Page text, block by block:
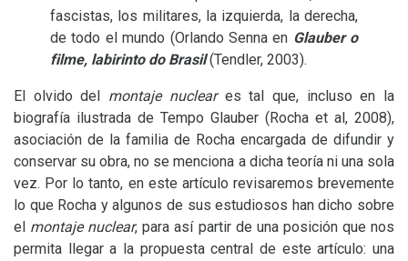
fascistas, los militares, la izquierda, la derecha,
de todo el mundo (Orlando Senna en Glauber o
filme, labirinto do Brasil(Tendler, 2003).
El olvido del montaje nucleares tal que, incluso en la
biografía ilustrada de Tempo Glauber (Rocha et al, 2008),
asociación de la familia de Rocha encargada de difundir y
conservar su obra, no se menciona a dicha teoría ni una sola
vez. Por lo tanto, en este artículo revisaremos brevemente
lo que Rocha y algunos de sus estudiosos han dicho sobre
el montaje nuclear, para así partir de una posición que nos
permita llegar a la propuesta central de este artículo: una